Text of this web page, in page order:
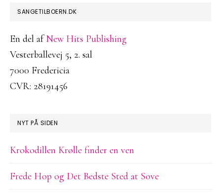
FOOTER
SANGETILBOERN.DK
En del afNew Hits Publishing
Vesterballevej 5, 2. sal
7000 Fredericia
CVR: 28191456
NYT PÅ SIDEN
Krokodillen Krølle finder en ven
Frede Hop og Det Bedste Sted at Sove